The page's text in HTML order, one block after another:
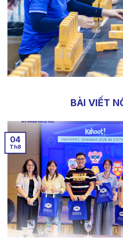
BÀI VIẾT
04
Th8